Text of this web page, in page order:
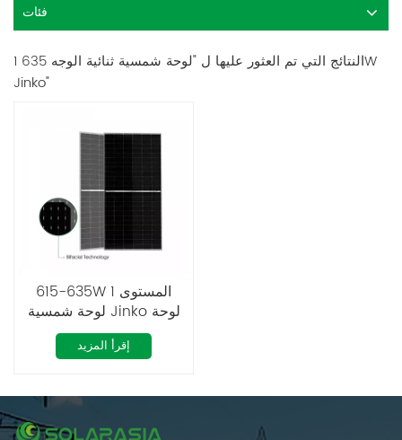
فئات
1 النتائج التي تم العثور عليها ل "لوحة شمسية ثنائية الوجه 635W
Jinko"
615-635W المستوى 1
لوحة شمسية Jinko لوحة
شمسية ثنائية الوجه
إقرأ المزيد